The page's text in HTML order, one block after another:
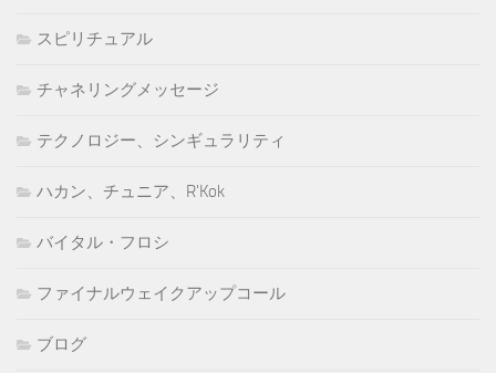
スピリチュアル
チャネリングメッセージ
テクノロジー、シンギュラリティ
ハカン、チュニア、R'Kok
バイタル・フロシ
ファイナルウェイクアップコール
ブログ